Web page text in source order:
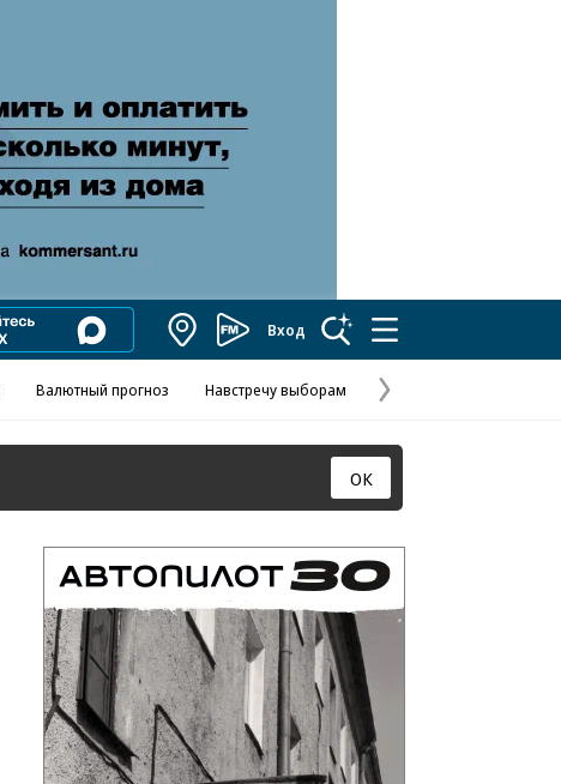
КоммерсантъВход
Валютный прогноз Навстречу выборам
Следующая
страница
ОК